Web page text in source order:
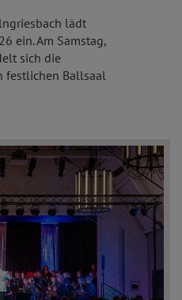
lädt
ein. Am Samstag,
sich die
festlichen Ballsaal